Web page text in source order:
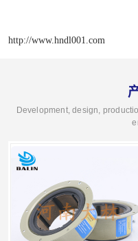
http://www.hndl001.com
Development, design,